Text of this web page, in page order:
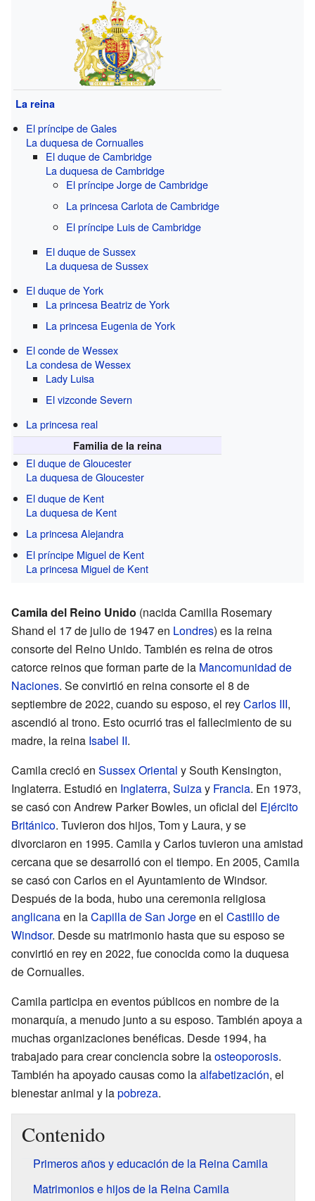
La reina
El príncipe de Gales
La duquesa de Cornualles
El duque de Cambridge
La duquesa de Cambridge
El príncipe Jorge de Cambridge
La princesa Carlota de Cambridge
El príncipe Luis de Cambridge
El duque de Sussex
La duquesa de Sussex
El duque de York
La princesa Beatriz de York
La princesa Eugenia de York
El conde de Wessex
La condesa de Wessex
Lady Luisa
El vizconde Severn
La princesa real
Familia de la reina
El duque de Gloucester
La duquesa de Gloucester
El duque de Kent
La duquesa de Kent
La princesa Alejandra
El príncipe Miguel de Kent
La princesa Miguel de Kent
Camila del Reino Unido (nacida Camilla Rosemary
Shand el 17 de julio de 1947 en Londres) es la reina
consorte del Reino Unido. También es reina de otros
catorce reinos que forman parte de la Mancomunidad de
Naciones. Se convirtió en reina consorte el 8 de
septiembre de 2022, cuando su esposo, el reyCarlos III,
ascendió al trono. Esto ocurrió tras el fallecimiento de su
madre, la reina Isabel II.
Camila creció en Sussex Oriental y South Kensington,
Inglaterra. Estudió en Inglaterra, Suizay Francia. En 1973,
se casó con Andrew Parker Bowles, un oficial del Ejército
Británico. Tuvieron dos hijos, Tom y Laura, y se
divorciaron en 1995. Camila y Carlos tuvieron una amistad
cercana que se desarrolló con el tiempo. En 2005, Camila
se casó con Carlos en el Ayuntamiento de Windsor.
Después de la boda, hubo una ceremonia religiosa
anglicanaen laCapilla de San Jorgeen el Castillo de
Windsor. Desde su matrimonio hasta que su esposo se
convirtió en rey en 2022, fue conocida como la duquesa
de Cornualles.
Camila participa en eventos públicos en nombre de la
monarquía, a menudo junto a su esposo. También apoya a
muchas organizaciones benéficas. Desde 1994, ha
trabajado para crear conciencia sobre laosteoporosis.
También ha apoyado causas como laalfabetización, el
bienestar animal y lapobreza.
Contenido
Primeros años y educación de la Reina Camila
Matrimonios e hijos de la Reina Camila